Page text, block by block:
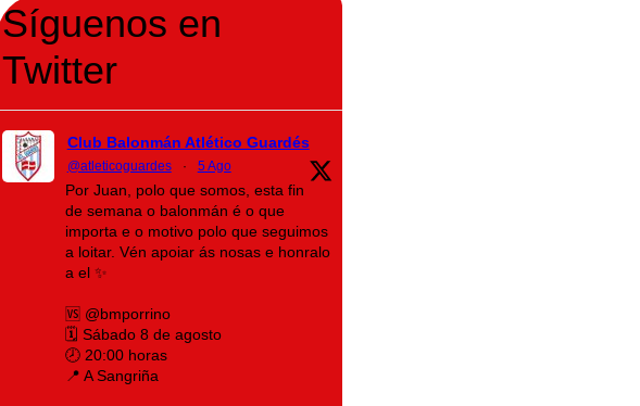
Síguenos en
Twitter
Club Balonmán Atlético Guardés
@atleticoguardes · 5 Ago
Por Juan, polo que somos, esta fin
de semana o balonmán é o que
importa e o motivo polo que seguimos
a loitar. Vén apoiar ás nosas e honralo
a el ✨
🆚 @bmporrino
🗓️ Sábado 8 de agosto
🕗 20:00 horas
📍 A Sangriña